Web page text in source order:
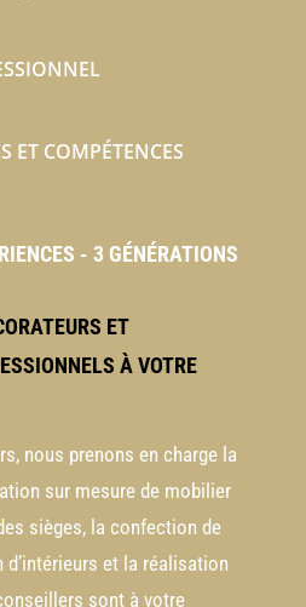
ET COMPÉTENCES
- 3 GÉNÉRATIONS
ET
À VOTRE
nous prenons en charge la
sur mesure de mobilier
sièges, la confection de
d’intérieurs et la réalisation
sont à votre